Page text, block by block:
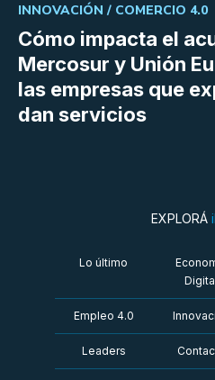
Cómo impacta el
Mercosur y Unión
las empresas que
dan servicios
INNOVACIÓN / COMERCIO 4.0
EXPLORÁ
Lo último
Empleo 4.0
Leaders